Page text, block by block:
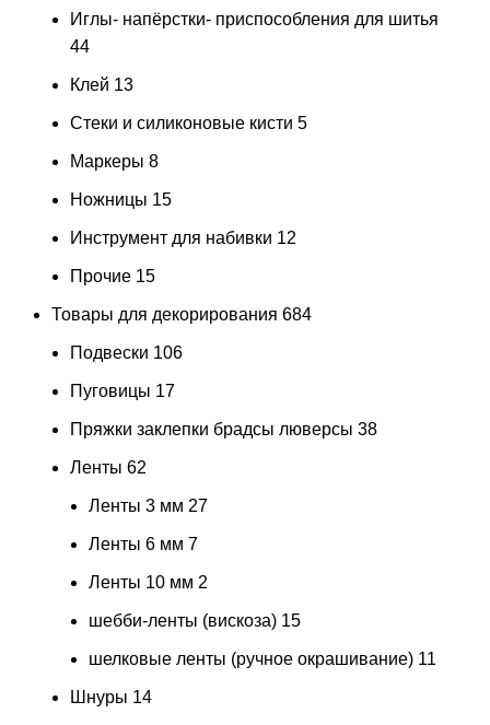
Иглы- напёрстки- приспособления для шитья
44
Клей 13
Стеки и силиконовые кисти 5
Маркеры 8
Ножницы 15
Инструмент для набивки 12
Прочие 15
Товары для декорирования 684
Подвески 106
Пуговицы 17
Пряжки заклепки брадсы люверсы 38
Ленты 62
Ленты 3 мм 27
Ленты 6 мм 7
Ленты 10 мм 2
шебби-ленты (вискоза) 15
шелковые ленты (ручное окрашивание) 11
Шнуры 14